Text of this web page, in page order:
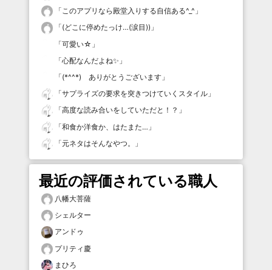
「このアプリなら殿堂入りする自信ある^_^ 」
「(どこに停めたっけ…(涙目)) 」
「可愛い☆ 」
「心配なんだよね✨ 」
「(*^^*) ありがとうございます 」
「サプライズの要求を突きつけていくスタイル 」
「高度な読み合いをしていただと！？ 」
「和食か洋食か、はたまた… 」
「元ネタはそんなやつ。 」
最近の評価されている職人
八幡大菩薩
シェルター
アンドゥ
プリティ慶
まひろ